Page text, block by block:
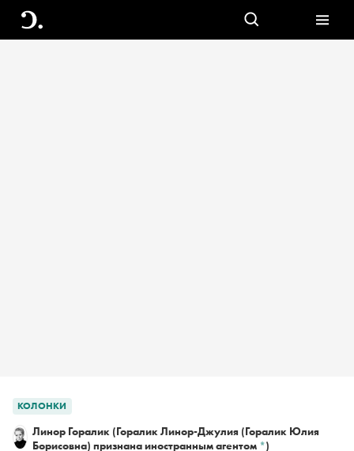
КОЛОНКИ
Линор Горалик(Горалик Линор-Джулия (Горалик Юлия
Борисовна) признана иностранным агентом *)